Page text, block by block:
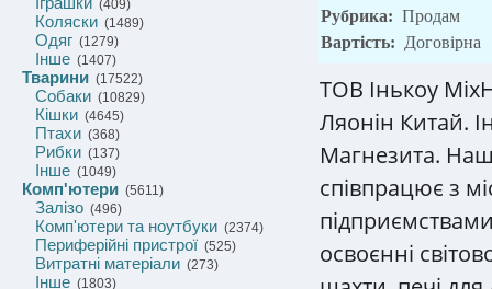
(409)
Коляски (1489)
Одяг (1279)
Інше (1407)
Тварини (17522)
Собаки (10829)
Кішки (4645)
Птахи (368)
Рибки (137)
Інше (1049)
Комп'ютери (5611)
Залізо (496)
Комп'ютери та ноутбуки (2374)
Периферійні пристрої (525)
Витратні матеріали (273)
Інше (1803)
Рубрика: Продам
Вартість: Договірна
ТОВ Інькоу
Ляонін Китай.
Магнезита.
співпрацює з
освоєнні